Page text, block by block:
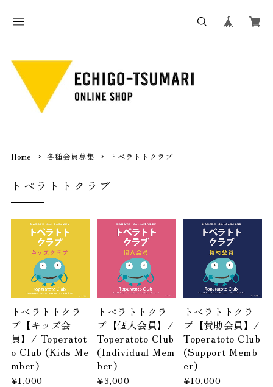
Home 各種会員募集 トペラトトクラブ
トペラトトクラブ
トペラトトクラ
ブ【キッズ会
員】/ Toperatot
o Club (Kids Me
mber)
¥1,000
トペラトトクラ
ブ【個人会員】/
Toperatoto Club
(Individual Mem
ber)
¥3,000
トペラトトクラ
ブ【賛助会員】/
Toperatoto Club
(Support Memb
er)
¥10,000